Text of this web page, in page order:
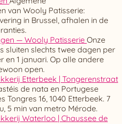
van Wooly Patisserie:
in Brussel, afhalen in de
— Wooly Patisserie Onze
sluiten slechts twee dagen per
en 1 januari. Op alle andere
open.
Etterbeek | Tongerenstraat
de nata en Portugese
Tongres 16, 1040 Etterbeek. 7
5 min van metro Mérode.
Waterloo | Chaussee de